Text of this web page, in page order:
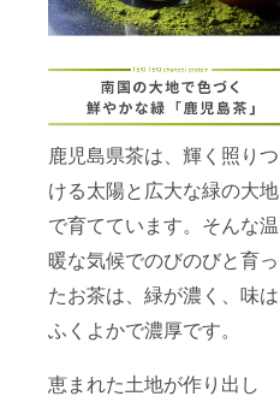
鹿児島県茶は、輝く照りつ
ける太陽と広大な緑の大地
で育てています。そんな温
暖な気候でのびのびと育っ
たお茶は、緑が濃く、味は
ふくよかで濃厚です。
恵まれた土地が作り出し